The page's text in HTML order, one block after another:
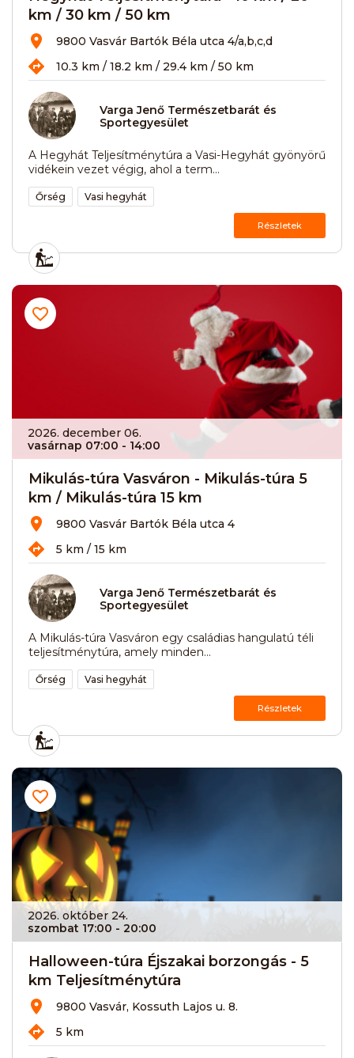
km / 30 km / 50 km
9800 Vasvár Bartók Béla utca 4/a,b,c,d
10.3 km / 18.2 km / 29.4 km / 50 km
Varga Jenő Természetbarát és
Sportegyesület
A Hegyhát Teljesítménytúra a Vasi-Hegyhát gyönyörű
vidékein vezet végig, ahol a term...
Őrség Vasi hegyhát
Részletek
2026. december 06.
vasárnap 07:00 - 14:00
Mikulás-túra Vasváron - Mikulás-túra 5
km / Mikulás-túra 15 km
9800 Vasvár Bartók Béla utca 4
5 km / 15 km
Varga Jenő Természetbarát és
Sportegyesület
A Mikulás-túra Vasváron egy családias hangulatú téli
teljesítménytúra, amely minden...
Őrség Vasi hegyhát
Részletek
2026. október 24.
szombat 17:00 - 20:00
Halloween-túra Éjszakai borzongás - 5
km Teljesítménytúra
9800 Vasvár, Kossuth Lajos u. 8.
5 km